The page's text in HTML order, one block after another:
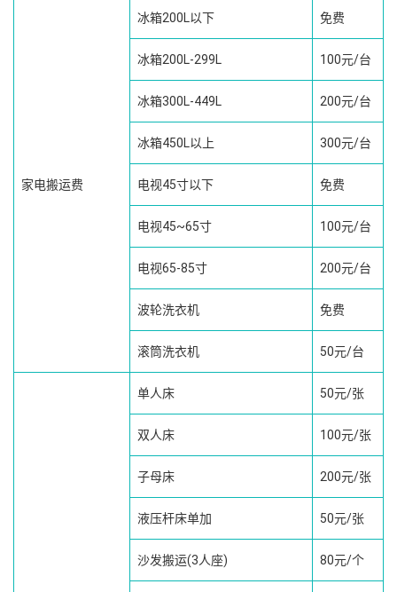
家电搬运费
冰箱200L以下 免费
冰箱200L-299L 100元/台
冰箱300L-449L 200元/台
冰箱450L以上 300元/台
电视45寸以下 免费
电视45~65寸 100元/台
电视65-85寸 200元/台
波轮洗衣机 免费
滚筒洗衣机 50元/台
单人床 50元/张
双人床 100元/张
子母床 200元/张
液压杆床单加 50元/张
沙发搬运(3人座) 80元/个